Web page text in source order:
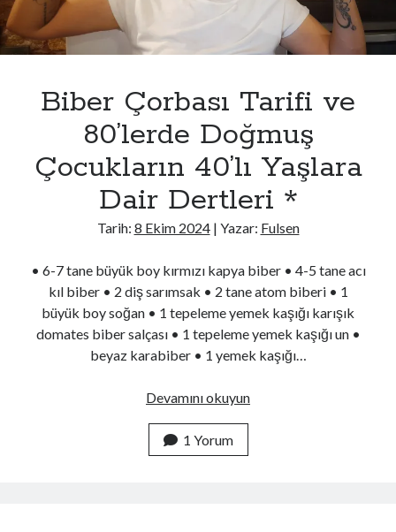
WordPress.org
Biber Çorbası Tarifi ve
80’lerde Doğmuş
Çocukların 40’lı Yaşlara
Dair Dertleri *
Tarih: 8 Ekim 2024| Yazar: Fulsen
• 6-7 tane büyük boy kırmızı kapya biber • 4-5 tane acı
kıl biber • 2 diş sarımsak • 2 tane atom biberi • 1
büyük boy soğan • 1 tepeleme yemek kaşığı karışık
domates biber salçası • 1 tepeleme yemek kaşığı un •
beyaz karabiber • 1 yemek kaşığı…
Devamını okuyunBiber
1 Yorum